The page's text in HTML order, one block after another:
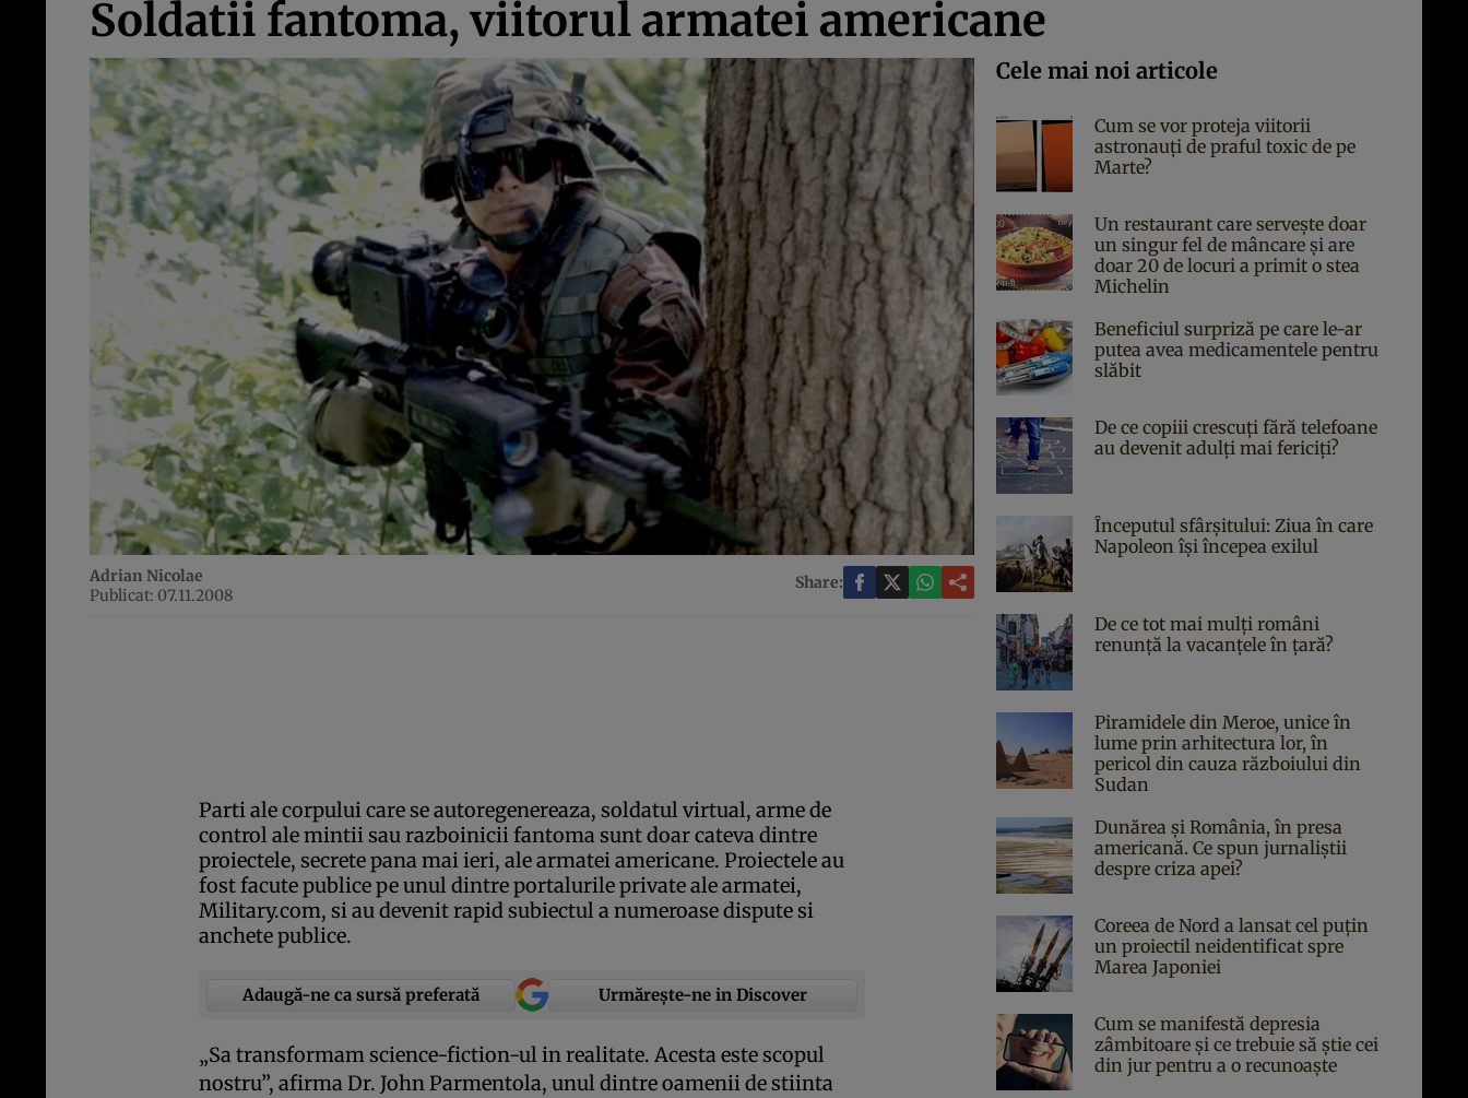
Soldatii fantoma, viitorul armatei americane
Adrian Nicolae
Publicat: 07.11.2008
Share:
Parti ale corpului care se autoregenereaza, soldatul virtual, arme de
control ale mintii sau razboinicii fantoma sunt doar cateva dintre
proiectele, secrete pana mai ieri, ale armatei americane. Proiectele au
fost facute publice pe unul dintre portalurile private ale armatei,
Military.com, si au devenit rapid subiectul a numeroase dispute si
anchete publice.
Adaugă-ne ca sursă preferată Urmărește-ne in Discover
„Sa transformam science-fiction-ul in realitate. Acesta este scopul
nostru”, afirma Dr. John Parmentola, unul dintre oamenii de stiinta
Cele mai noi articole
Cum se vor proteja viitorii
astronauți de praful toxic de pe
Marte?
Un restaurant care servește doar
un singur fel de mâncare și are
doar 20 de locuri a primit o stea
Michelin
Beneficiul surpriză pe care le-ar
putea avea medicamentele pentru
slăbit
De ce copiii crescuți fără telefoane
au devenit adulți mai fericiți?
Începutul sfârşitului: Ziua în care
Napoleon îşi începea exilul
De ce tot mai mulți români
renunță la vacanțele în țară?
Piramidele din Meroe, unice în
lume prin arhitectura lor, în
pericol din cauza războiului din
Sudan
Dunărea și România, în presa
americană. Ce spun jurnaliștii
despre criza apei?
Coreea de Nord a lansat cel puțin
un proiectil neidentificat spre
Marea Japoniei
Cum se manifestă depresia
zâmbitoare și ce trebuie să știe cei
din jur pentru a o recunoaște